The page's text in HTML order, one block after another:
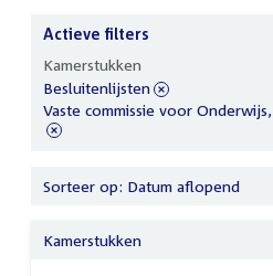
uw
resultaten
Actieve filters
Kamerstukken
verwijder
filter
Besluitenlijsten
verwijder
filter
Vaste commissie voor
Sorteer op: Datum aflopend
Kamerstukken